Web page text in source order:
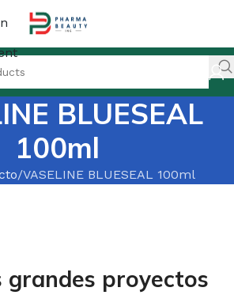
BLUESEAL
100ml
VASELINE BLUESEAL 100ml
grandes proyectos